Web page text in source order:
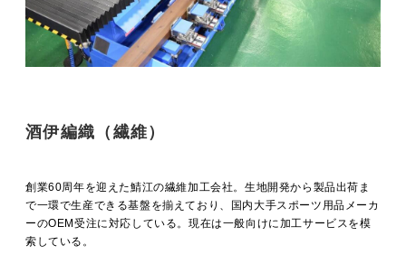
酒伊編織（繊維）
創業60周年を迎えた鯖江の繊維加工会社。生地開発から製品出荷ま
で一環で生産できる基盤を揃えており、国内大手スポーツ用品メーカ
ーのOEM受注に対応している。現在は一般向けに加工サービスを模
索している。